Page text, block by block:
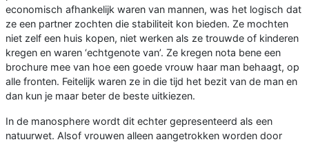
economisch afhankelijk waren van mannen, was het logisch dat
ze een partner zochten die stabiliteit kon bieden. Ze mochten
niet zelf een huis kopen, niet werken als ze trouwde of kinderen
kregen en waren ‘echtgenote van’. Ze kregen nota bene een
brochure mee van hoe een goede vrouw haar man behaagt, op
alle fronten. Feitelijk waren ze in die tijd het bezit van de man en
dan kun je maar beter de beste uitkiezen.
In de manosphere wordt dit echter gepresenteerd als een
natuurwet. Alsof vrouwen alleen aangetrokken worden door